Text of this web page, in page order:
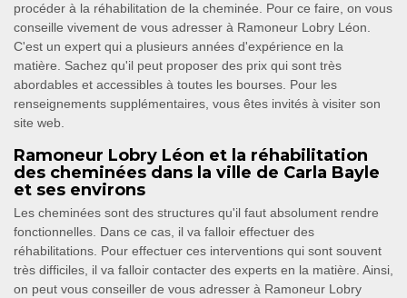
procéder à la réhabilitation de la cheminée. Pour ce faire, on vous
conseille vivement de vous adresser à Ramoneur Lobry Léon.
C'est un expert qui a plusieurs années d'expérience en la
matière. Sachez qu'il peut proposer des prix qui sont très
abordables et accessibles à toutes les bourses. Pour les
renseignements supplémentaires, vous êtes invités à visiter son
site web.
Ramoneur Lobry Léon et la réhabilitation
des cheminées dans la ville de Carla Bayle
et ses environs
Les cheminées sont des structures qu'il faut absolument rendre
fonctionnelles. Dans ce cas, il va falloir effectuer des
réhabilitations. Pour effectuer ces interventions qui sont souvent
très difficiles, il va falloir contacter des experts en la matière. Ainsi,
on peut vous conseiller de vous adresser à Ramoneur Lobry